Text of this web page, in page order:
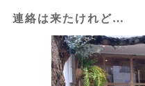
連絡は来たけれど…